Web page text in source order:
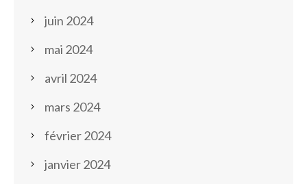
juin 2024
mai 2024
avril 2024
mars 2024
février 2024
janvier 2024